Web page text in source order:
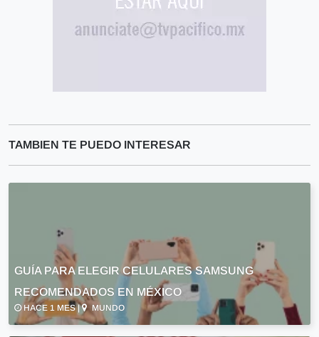
TAMBIEN TE PUEDO INTERESAR
GUÍA PARA ELEGIR CELULARES SAMSUNG
RECOMENDADOS EN MÉXICO
HACE 1 MES | MUNDO